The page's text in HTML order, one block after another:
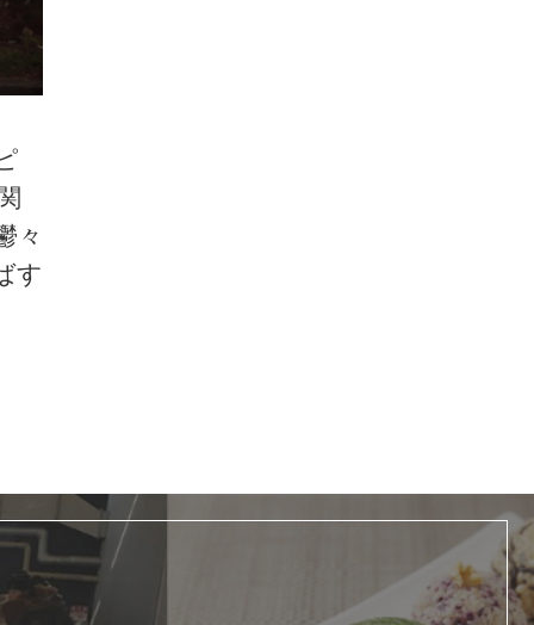
々
す